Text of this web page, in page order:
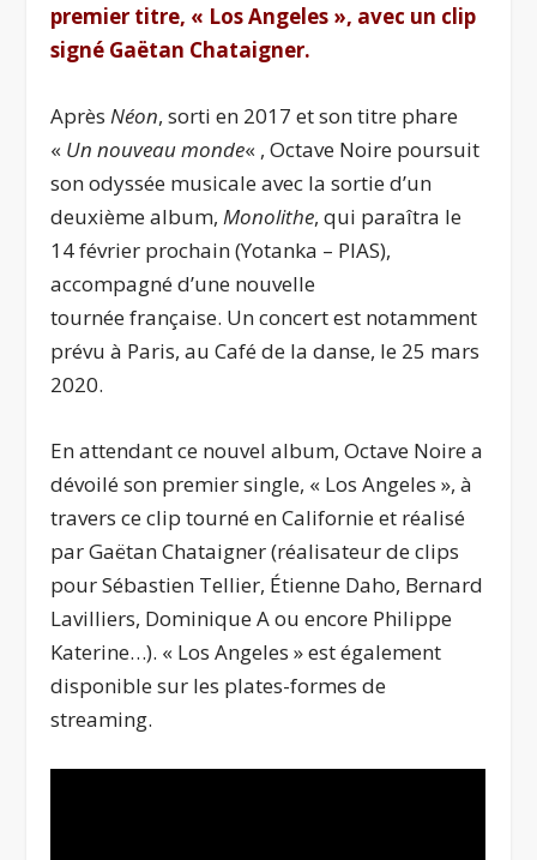
premier titre, « Los Angeles », avec un clip
signé Gaëtan Chataigner.
AprèsNéon, sorti en 2017 et son titre phare
« Un nouveau monde« , Octave Noire poursuit
son odyssée musicale avec la sortie d’un
deuxième album,Monolithe, qui paraîtra le
14 février prochain (Yotanka – PIAS),
accompagné d’une nouvelle
tournée française. Un concert est notamment
prévu à Paris, au Café de la danse, le 25 mars
2020.
En attendant ce nouvel album, Octave Noire a
dévoilé son premier single, « Los Angeles », à
travers ce clip tourné en Californie et réalisé
par Gaëtan Chataigner (réalisateur de clips
pour Sébastien Tellier, Étienne Daho, Bernard
Lavilliers, Dominique A ou encore Philippe
Katerine…). « Los Angeles » est également
disponible sur les plates-formes de
streaming.